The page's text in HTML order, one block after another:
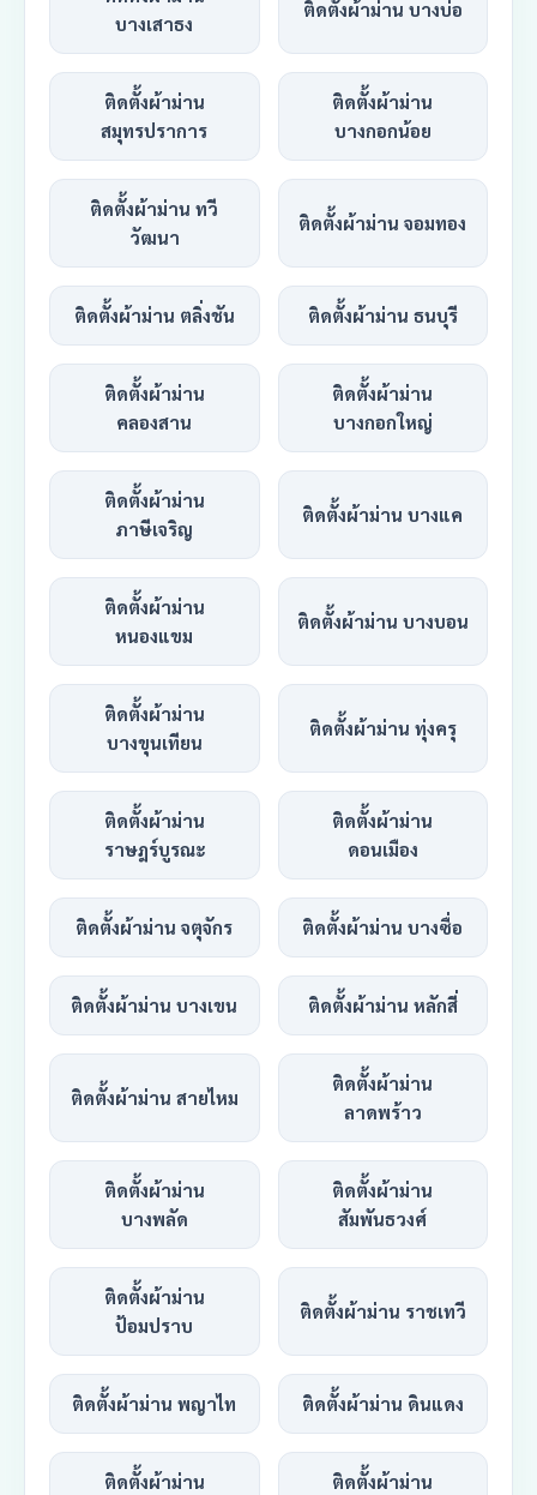
บางเสาธง
ติดตั้งผ้าม่าน บางบ่อ
ติดตั้งผ้าม่าน
สมุทรปราการ
ติดตั้งผ้าม่าน
บางกอกน้อย
ติดตั้งผ้าม่าน ทวี
วัฒนา
ติดตั้งผ้าม่าน จอมทอง
ติดตั้งผ้าม่าน ตลิ่งชัน ติดตั้งผ้าม่าน ธนบุรี
ติดตั้งผ้าม่าน
คลองสาน
ติดตั้งผ้าม่าน
บางกอกใหญ่
ติดตั้งผ้าม่าน
ภาษีเจริญ
ติดตั้งผ้าม่าน บางแค
ติดตั้งผ้าม่าน
หนองแขม
ติดตั้งผ้าม่าน บางบอน
ติดตั้งผ้าม่าน
บางขุนเทียน
ติดตั้งผ้าม่าน ทุ่งครุ
ติดตั้งผ้าม่าน
ราษฎร์บูรณะ
ติดตั้งผ้าม่าน
ดอนเมือง
ติดตั้งผ้าม่าน จตุจักร ติดตั้งผ้าม่าน บางซื่อ
ติดตั้งผ้าม่าน บางเขน ติดตั้งผ้าม่าน หลักสี่
ติดตั้งผ้าม่าน สายไหม
ติดตั้งผ้าม่าน
ลาดพร้าว
ติดตั้งผ้าม่าน
บางพลัด
ติดตั้งผ้าม่าน
สัมพันธวงศ์
ติดตั้งผ้าม่าน
ป้อมปราบ
ติดตั้งผ้าม่าน ราชเทวี
ติดตั้งผ้าม่าน พญาไท ติดตั้งผ้าม่าน ดินแดง
ติดตั้งผ้าม่าน
ติดตั้งผ้าม่าน